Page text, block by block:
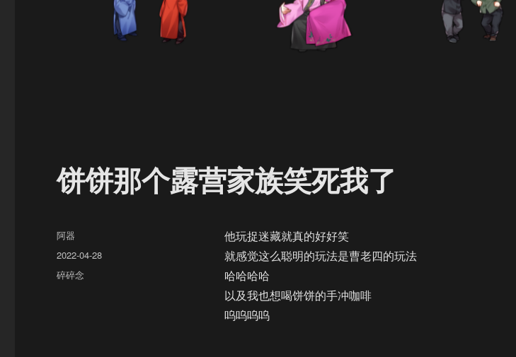
饼饼那个露营家族笑死我了
他玩捉迷藏就真的好好笑
就感觉这么聪明的玩法是曹老四的玩法
哈哈哈哈
以及我也想喝饼饼的手冲咖啡
呜呜呜呜
作
者
阿器
发
布
于
2022-04-28
分
碎碎念